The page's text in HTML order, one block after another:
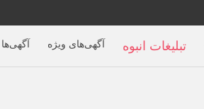
تبلیغات انبوه آگهی‌های ویژه آگهی‌ها